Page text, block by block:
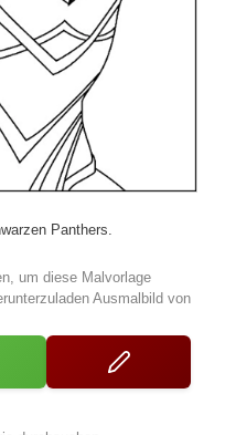
Panthers.
um diese Malvorlage
Ausmalbild von